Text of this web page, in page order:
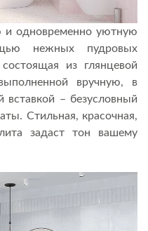
и одновременно уютную
нежных пудровых
из глянцевой
вручную, в
вставкой – безусловный
Стильная, красочная,
задаст тон вашему